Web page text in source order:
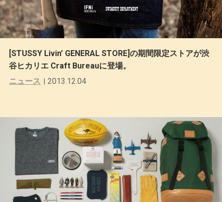
[STUSSY Livin’ GENERAL STORE]の期間限定ストアが渋
谷ヒカリエ Craft Bureauに登場。
ニュース
2013.12.04